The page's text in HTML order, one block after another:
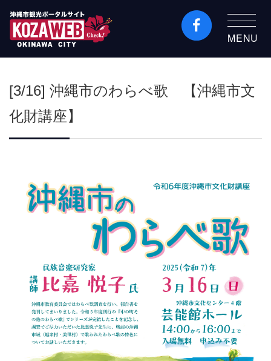
沖縄市観光ポータルコ
縄市コザの表も裏も楽
MENU
[3/16] 沖縄市のわらべ歌 【沖縄市文
化財講座】